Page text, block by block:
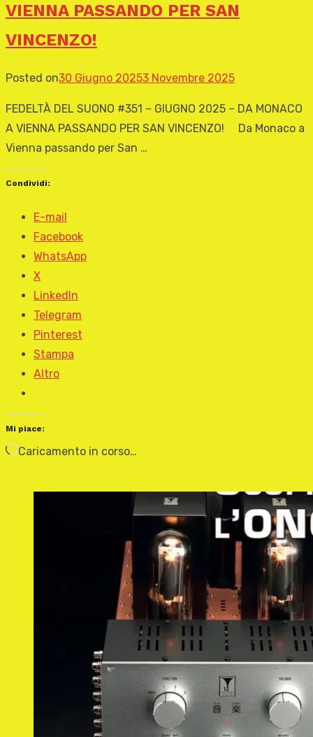
VIENNA PASSANDO PER SAN
VINCENZO!
Posted on30 Giugno 20253 Novembre 2025
FEDELTÀ DEL SUONO #351 – GIUGNO 2025 – DA MONACO
A VIENNA PASSANDO PER SAN VINCENZO! Da Monaco a
Vienna passando per San …
Condividi:
E-mail
Facebook
WhatsApp
X
LinkedIn
Telegram
Pinterest
Stampa
Altro
Mi piace:
Caricamento in corso…